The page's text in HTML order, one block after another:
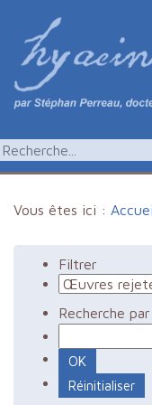
Vous êtes ici :
Filtrer
Recherche